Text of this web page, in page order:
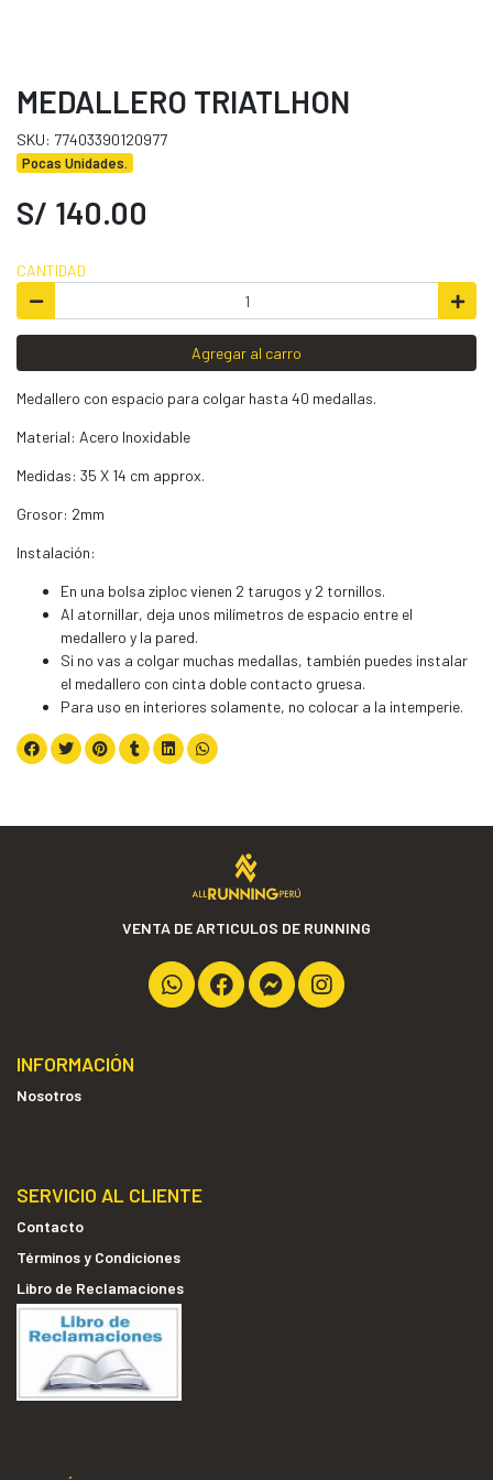
MEDALLERO TRIATLHON
SKU: 77403390120977
Pocas Unidades.
S/ 140.00
CANTIDAD
Agregar al carro
Medallero con espacio para colgar hasta 40 medallas.
Material: Acero Inoxidable
Medidas: 35 X 14 cm approx.
Grosor: 2mm
Instalación:
En una bolsa ziploc vienen 2 tarugos y 2 tornillos.
Al atornillar, deja unos milímetros de espacio entre el
medallero y la pared.
Si no vas a colgar muchas medallas, también puedes instalar
el medallero con cinta doble contacto gruesa.
Para uso en interiores solamente, no colocar a la intemperie.
VENTA DE ARTICULOS DE RUNNING
INFORMACIÓN
Nosotros
SERVICIO AL CLIENTE
Contacto
Términos y Condiciones
Libro de Reclamaciones